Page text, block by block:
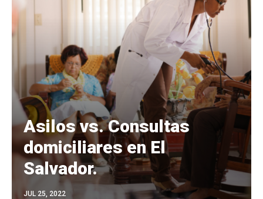
Asilos vs. Consultas
domiciliares en El
Salvador.
JUL 25, 2022